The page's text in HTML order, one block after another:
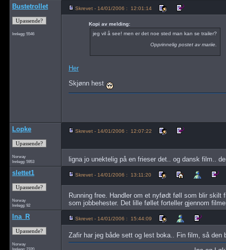
Bustetrollet
Innlegg: 5546
Skrevet - 14/01/2006 : 12:01:14
Kopi av melding:
jeg vil å see! men er det noe sted man kan se trailer?
Opprinnelig postet av mariie.
Her
Skjønn hest
Lopke
Norway
Innlegg: 5953
Skrevet - 14/01/2006 : 12:07:22
ligna jo unektelig på en frieser det.. og dansk film..
slettet1
Norway
Innlegg: 92
Skrevet - 14/01/2006 : 13:11:20
Running free. Handler om et nyfødt føll som blir skilt
som jobbehester. Det lille føllet forteller gjennom
Ina_R
Norway
Innlegg: 2320
Skrevet - 14/01/2006 : 15:44:09
Zafir har jeg både sett og lest boka.. Fin film, så den